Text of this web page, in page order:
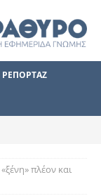
ΡΕΠΟΡΤΑΖ
πλέον και